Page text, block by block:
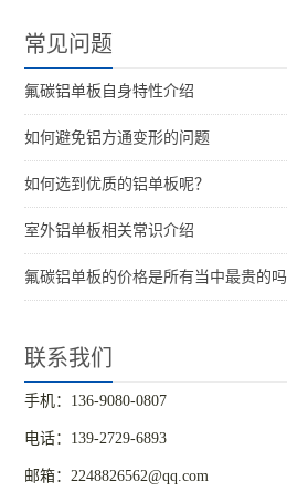
常见问题
氟碳铝单板自身特性介绍
如何避免铝方通变形的问题
如何选到优质的铝单板呢？
室外铝单板相关常识介绍
氟碳铝单板的价格是所有当中最贵的吗
联系我们
手机：136-9080-0807
电话：139-2729-6893
邮箱：2248826562@qq.com